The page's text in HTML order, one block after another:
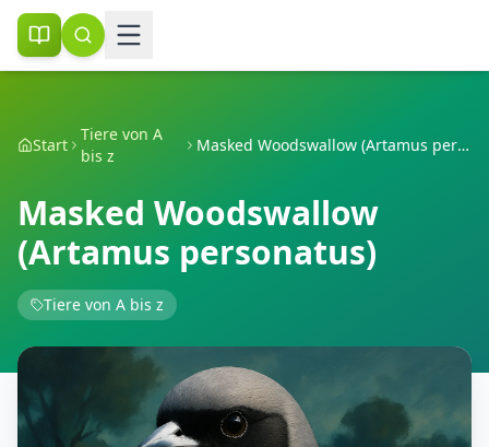
Start
Tiere von A
bis z
Masked Woodswallow (Artamus personatus)
Masked Woodswallow
(Artamus personatus)
Tiere von A bis z